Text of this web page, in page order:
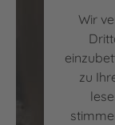
Wir
zu